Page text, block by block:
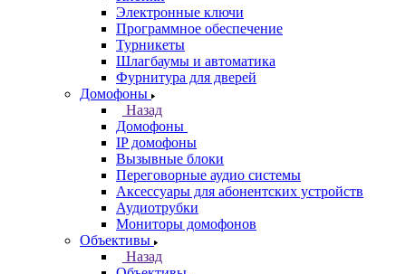
Электронные ключи
Программное обеспечение
Турникеты
Шлагбаумы и автоматика
Фурнитура для дверей
Домофоны
Назад
Домофоны
IP домофоны
Вызывные блоки
Переговорные аудио системы
Аксессуары для абонентских устройств
Аудиотрубки
Мониторы домофонов
Объективы
Назад